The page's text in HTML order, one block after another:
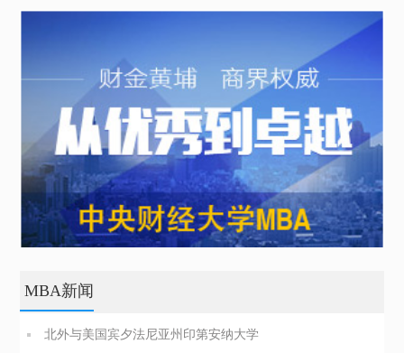
MBA新闻
北外与美国宾夕法尼亚州印第安纳大学